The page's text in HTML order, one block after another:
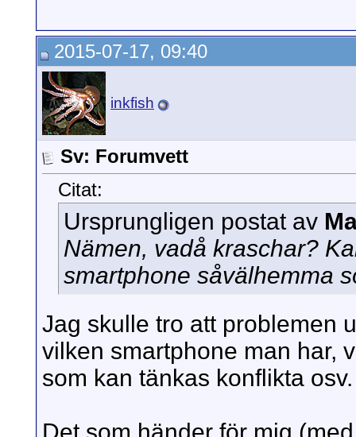
2015-07-17, 09:40
inkfish
Sv: Forumvett
Citat:
Ursprungligen postat av
Nämen, vadå kraschar?
smartphone såvälhemma
Jag skulle tro att problemen
vilken smartphone man har,
som kan tänkas konflikta osv.